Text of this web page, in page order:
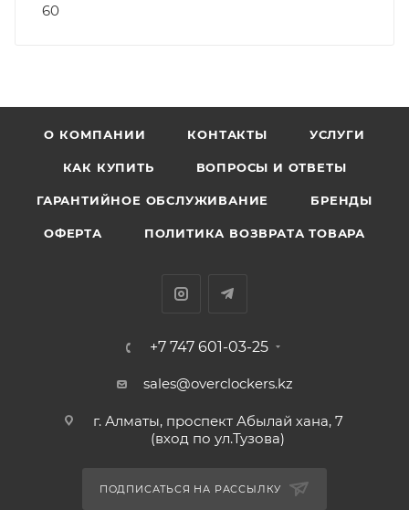
60
О КОМПАНИИ КОНТАКТЫ УСЛУГИ
КАК КУПИТЬ ВОПРОСЫ И ОТВЕТЫ
ГАРАНТИЙНОЕ ОБСЛУЖИВАНИЕ БРЕНДЫ
ОФЕРТА ПОЛИТИКА ВОЗВРАТА ТОВАРА
+7 747 601-03-25
sales@overclockers.kz
г. Алматы, проспект Абылай хана, 7
(вход по ул.Тузова)
ПОДПИСАТЬСЯ НА РАССЫЛКУ